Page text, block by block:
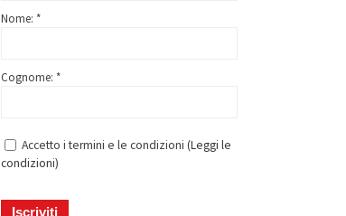
Nome: *
Cognome: *
Accetto i termini e le condizioni (Leggi le
condizioni)